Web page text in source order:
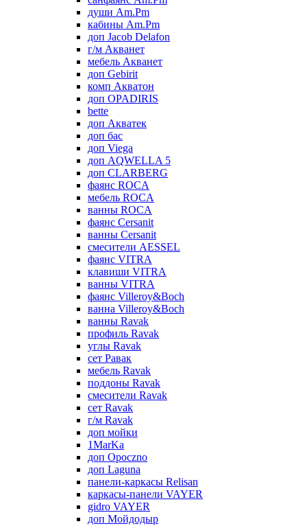
души Am.Pm
кабины Am.Pm
доп Jacob Delafon
г/м Акванет
мебель Акванет
доп Gebirit
комп Акватон
доп OPADIRIS
bette
доп Акватек
доп бас
доп Viega
доп AQWELLA 5
доп CLARBERG
фаянс ROCA
мебель ROCA
ванны ROCA
фаянс Cersanit
ванны Cersanit
смесители AESSEL
фаянс VITRA
клавиши VITRA
ванны VITRA
фаянс Villeroy&Boch
ванна Villeroy&Boch
ванны Ravak
профиль Ravak
углы Ravak
сет Равак
мебель Ravak
поддоны Ravak
смесители Ravak
сет Ravak
г/м Ravak
доп мойки
1MarKa
доп Opoczno
доп Laguna
панели-каркасы Relisan
каркасы-панели VAYER
gidro VAYER
доп Мойдодыр